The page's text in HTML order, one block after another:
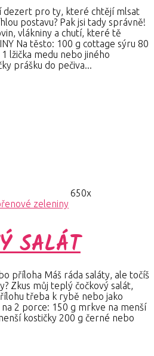
dezert pro ty, které chtějí mlsat
postavu? Pak jsi tady správně!
vlákniny a chutí, které tě
Na těsto: 100 g cottage sýru 80
lžička medu nebo jiného
prášku do pečiva...
650x
SALÁT
příloha Máš ráda saláty, ale točíš
Zkus můj teplý čočkový salát,
třeba k rybě nebo jako
na 2 porce: 150 g mrkve na menší
kostičky 200 g černé nebo